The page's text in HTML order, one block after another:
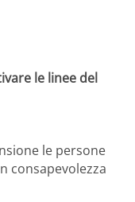
le linee del
le persone
consapevolezza